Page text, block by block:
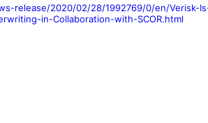
release/2020/02/28/1992769/0/en/Verisk-
in-Collaboration-with-SCOR.html